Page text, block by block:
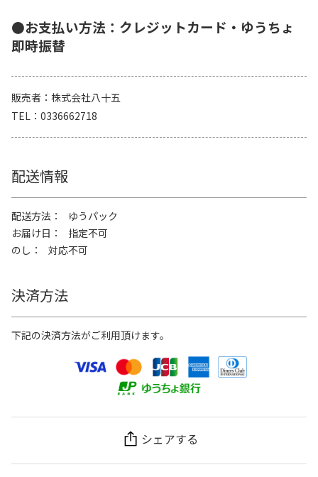
●お支払い方法：クレジットカード・ゆうちょ
即時振替
販売者
株式会社八十五
TEL
0336662718
配送情報
配送方法
ゆうパック
お届け日
指定不可
のし
対応不可
決済方法
下記の決済方法がご利用頂けます。
シェアする